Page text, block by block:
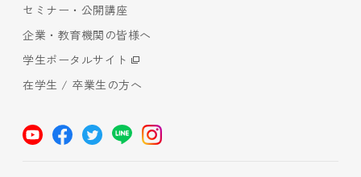
セミナー・公開講座
企業・教育機関の皆様へ
学生ポータルサイト
在学生 / 卒業生の方へ